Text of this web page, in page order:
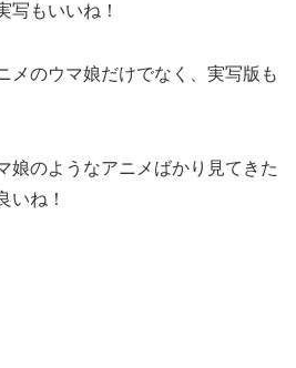
写もいいね！
メのウマ娘だけでなく、実写版も
娘のようなアニメばかり見てきた
いね！